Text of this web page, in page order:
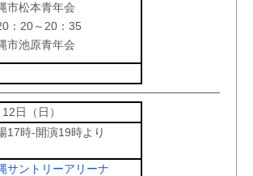
市松本青年会
：20～20：35
市池原青年会
日（日）
17時-開演19時より
サントリーアリーナ